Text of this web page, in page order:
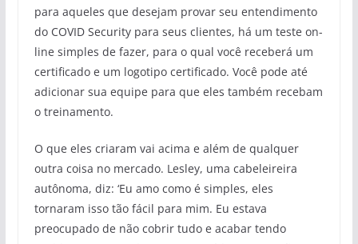
para aqueles que desejam provar seu entendimento
do COVID Security para seus clientes, há um teste on-
line simples de fazer, para o qual você receberá um
certificado e um logotipo certificado. Você pode até
adicionar sua equipe para que eles também recebam
o treinamento.
O que eles criaram vai acima e além de qualquer
outra coisa no mercado. Lesley, uma cabeleireira
autônoma, diz: ‘Eu amo como é simples, eles
tornaram isso tão fácil para mim. Eu estava
preocupado de não cobrir tudo e acabar tendo